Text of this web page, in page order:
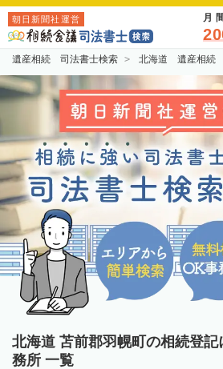
朝日新聞社運営 月
遺産相続 司法書士検索 北海道 遺産相続
北海道 苫前郡羽幌町の相続登
務所 一覧